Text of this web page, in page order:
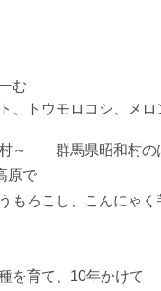
む
、トウモロコシ、メロ
～　　群馬県昭和村の
原で
もろこし、こんにゃく
を育て、10年かけて